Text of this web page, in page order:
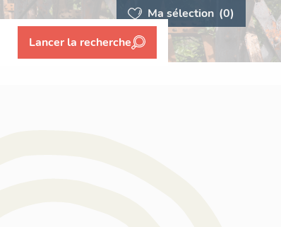
Ma sélection (0)
Lancer la recherche